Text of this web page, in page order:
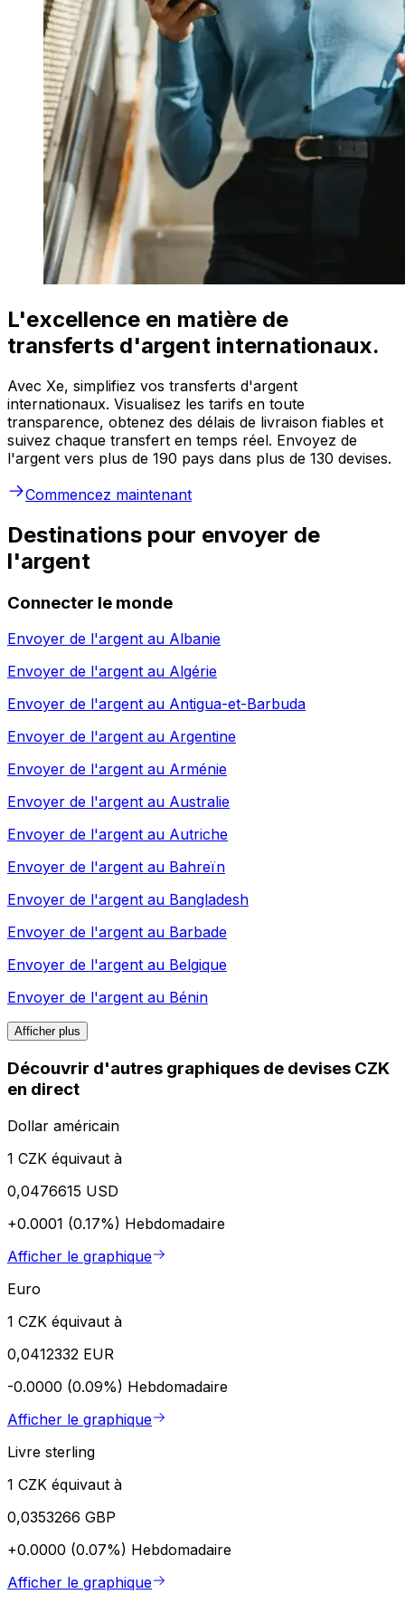
L'excellence en matière de
transferts d'argent internationaux.
Avec Xe, simplifiez vos transferts d'argent
internationaux. Visualisez les tarifs en toute
transparence, obtenez des délais de livraison fiables et
suivez chaque transfert en temps réel. Envoyez de
l'argent vers plus de 190 pays dans plus de 130 devises.
Commencez maintenant
Destinations pour envoyer de
l'argent
Connecter le monde
Envoyer de l'argent au Albanie
Envoyer de l'argent au Algérie
Envoyer de l'argent au Antigua-et-Barbuda
Envoyer de l'argent au Argentine
Envoyer de l'argent au Arménie
Envoyer de l'argent au Australie
Envoyer de l'argent au Autriche
Envoyer de l'argent au Bahreïn
Envoyer de l'argent au Bangladesh
Envoyer de l'argent au Barbade
Envoyer de l'argent au Belgique
Envoyer de l'argent au Bénin
Afficher plus
Découvrir d'autres graphiques de devises CZK
en direct
Dollar américain
1 CZK équivaut à
0,0476615 USD
+0.0001 (0.17%) Hebdomadaire
Afficher le graphique
Euro
1 CZK équivaut à
0,0412332 EUR
-0.0000 (0.09%) Hebdomadaire
Afficher le graphique
Livre sterling
1 CZK équivaut à
0,0353266 GBP
+0.0000 (0.07%) Hebdomadaire
Afficher le graphique